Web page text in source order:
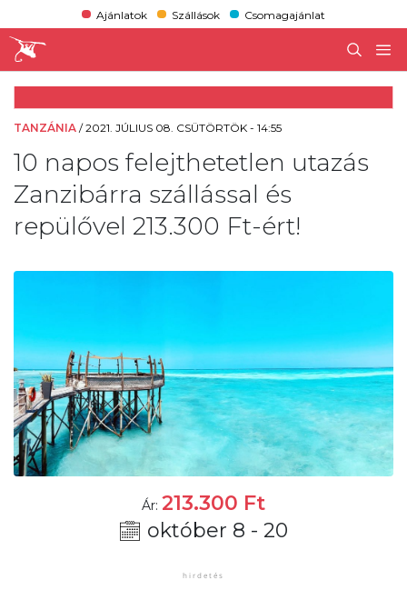
Ajánlatok Szállások Csomagajánlat
TANZÁNIA /2021. JÚLIUS 08. CSÜTÖRTÖK - 14:55
10 napos felejthetetlen utazás
Zanzibárra szállással és
repülővel 213.300 Ft-ért!
Ár: 213.300 Ft
október 8 - 20